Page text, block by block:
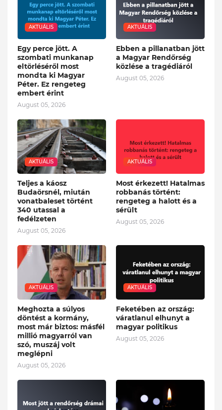
AKTUÁLIS
Egy perce jött. A
szombati munkanap
eltörléséről most
mondta ki Magyar
Péter. Ez rengeteg
embert érint
August 05, 2026
AKTUÁLIS
Ebben a pillanatban jött
a Magyar Rendőrség
közlése a tragédiáról
August 05, 2026
AKTUÁLIS
Teljes a káosz
Budaörsnél, miután
vonatbaleset történt
340 utassal a
fedélzeten
August 05, 2026
AKTUÁLIS
Most érkezett! Hatalmas
robbanás történt:
rengeteg a halott és a
sérült
August 05, 2026
AKTUÁLIS
Meghozta a súlyos
döntést a kormány,
most már biztos: másfél
millió magyarról van
szó, muszáj volt
meglépni
August 05, 2026
AKTUÁLIS
Feketében az ország:
váratlanul elhunyt a
magyar politikus
August 05, 2026